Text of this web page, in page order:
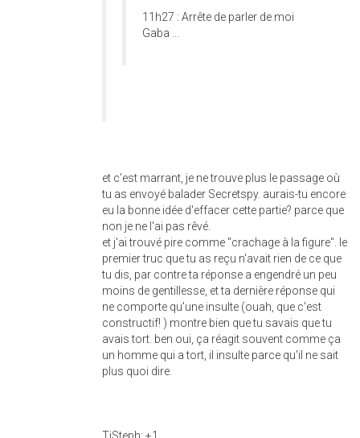
11h27 : Arrête de parler de moi
Gaba ...
et c'est marrant, je ne trouve plus le passage où
tu as envoyé balader Secretspy. aurais-tu encore
eu la bonne idée d'effacer cette partie? parce que
non je ne l'ai pas rêvé.
et j'ai trouvé pire comme "crachage à la figure". le
premier truc que tu as reçu n'avait rien de ce que
tu dis, par contre ta réponse a engendré un peu
moins de gentillesse, et ta dernière réponse qui
ne comporte qu'une insulte (ouah, que c'est
constructif! ) montre bien que tu savais que tu
avais tort. ben oui, ça réagit souvent comme ça
un homme qui a tort, il insulte parce qu'il ne sait
plus quoi dire.